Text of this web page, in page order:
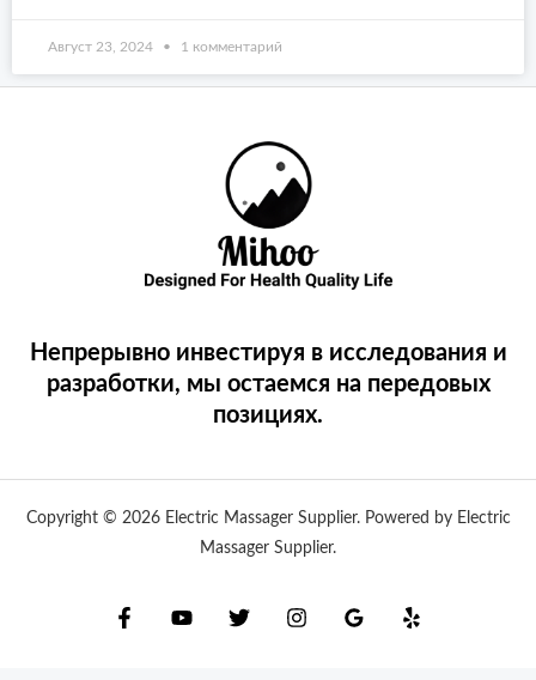
Август 23, 2024 1 комментарий
Непрерывно инвестируя в исследования и
разработки, мы остаемся на передовых
позициях.
Copyright © 2026 Electric Massager Supplier. Powered by Electric
Massager Supplier.